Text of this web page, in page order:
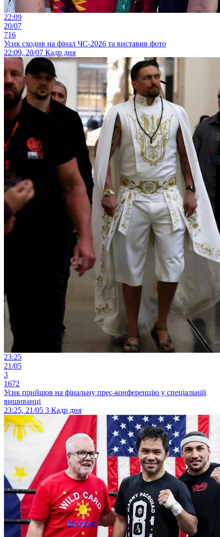
22:09
20/07
716
Усик сходив на фінал ЧС-2026 та виставив фото
22:09, 20/07 Кадр дня
23:25
21/05
3
1672
Усик прийшов на фінальну прес-конференцію у спеціальній
вишиванці
23:25, 21/05 3 Кадр дня